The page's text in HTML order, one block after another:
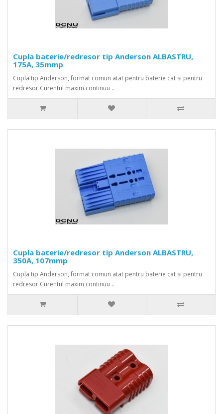
Cupla baterie/redresor tip Anderson ALBASTRU,
175A, 35mmp
Cupla tip Anderson, format comun atat pentru baterie cat si pentru
redresor.Curentul maxim continuu ..
Cupla baterie/redresor tip Anderson ALBASTRU,
350A, 107mmp
Cupla tip Anderson, format comun atat pentru baterie cat si pentru
redresor.Curentul maxim continuu ..